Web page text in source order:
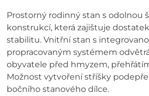
Prostorný rodinný stan s odolnou
konstrukcí, která zajištuje
stabilitu. Vnitřní stan s
propracovaným systémem
obyvatele před hmyzem,
Možnost vytvoření stříšky
bočního stanového dílce.